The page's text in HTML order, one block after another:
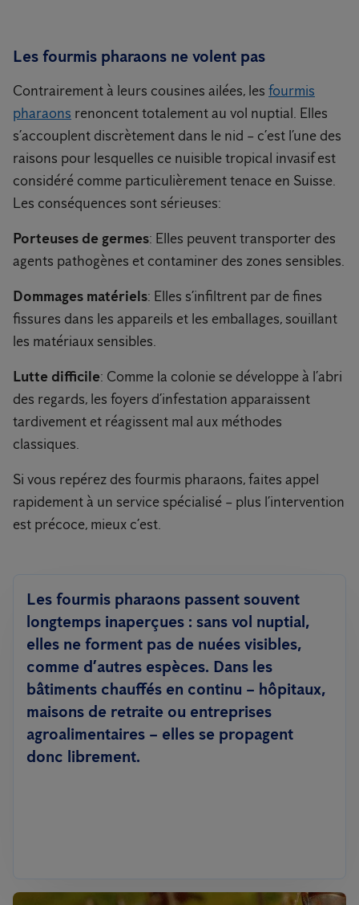
Les fourmis pharaons ne volent pas
Contrairement à leurs cousines ailées, les fourmis
pharaons renoncent totalement au vol nuptial. Elles
s’accouplent discrètement dans le nid – c’est l’une des
raisons pour lesquelles ce nuisible tropical invasif est
considéré comme particulièrement tenace en Suisse.
Les conséquences sont sérieuses:
Porteuses de germes: Elles peuvent transporter des
agents pathogènes et contaminer des zones sensibles.
Dommages matériels: Elles s’infiltrent par de fines
fissures dans les appareils et les emballages, souillant
les matériaux sensibles.
Lutte difficile: Comme la colonie se développe à l’abri
des regards, les foyers d’infestation apparaissent
tardivement et réagissent mal aux méthodes
classiques.
Si vous repérez des fourmis pharaons, faites appel
rapidement à un service spécialisé – plus l’intervention
est précoce, mieux c’est.
Les fourmis pharaons passent souvent
longtemps inaperçues : sans vol nuptial,
elles ne forment pas de nuées visibles,
comme d’autres espèces. Dans les
bâtiments chauffés en continu – hôpitaux,
maisons de retraite ou entreprises
agroalimentaires – elles se propagent
donc librement.